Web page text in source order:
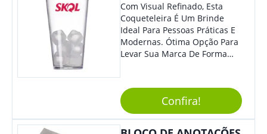
Com Visual Refinado, Esta
Coqueteleira É Um Brinde
Ideal Para Pessoas Práticas E
Modernas. Ótima Opção Para
Levar Sua Marca De Forma
Reuniões Corporativas Ou Até
Mesmo Para Presentear
Colaboradores E Parceiros De
Confira!